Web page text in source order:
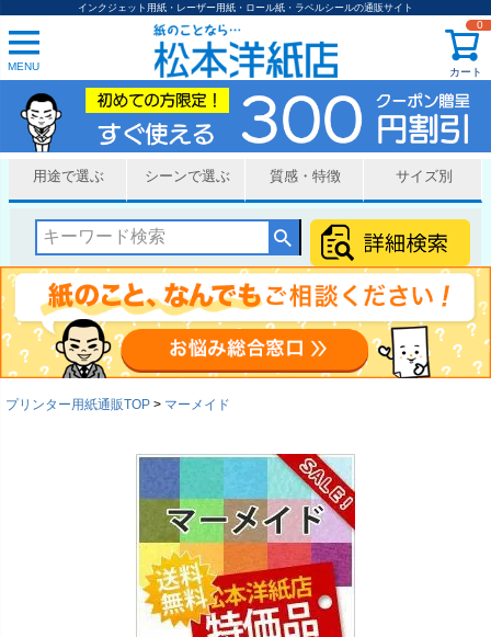
インクジェット用紙・レーザー用紙・ロール紙・ラベルシールの通販サイト
MENU カート
0
用途で選ぶ シーンで選ぶ 質感・特徴 サイズ別
プリンター用紙通販TOP マーメイド